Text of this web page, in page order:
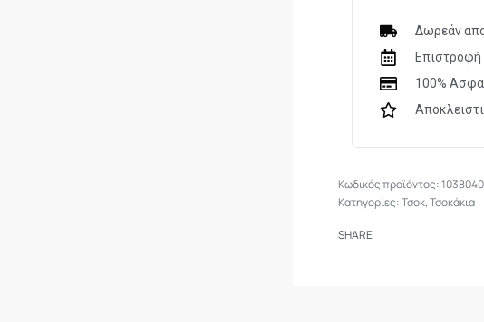
Δωρεάν
Επιστροφή
100%
1038040
Κατηγορίες:Τσοκ,Τσοκάκια
SHARE